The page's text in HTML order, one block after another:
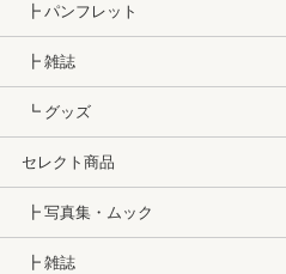
┣ パンフレット
┣ 雑誌
┗ グッズ
セレクト商品
┣ 写真集・ムック
┣ 雑誌